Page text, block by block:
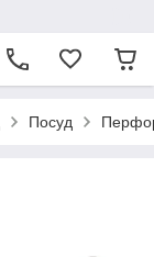
Посуд